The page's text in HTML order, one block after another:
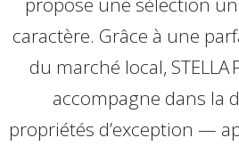
caractère. Grâce à une
du marché local, STELLA
accompagne dans la
propriétés d’exception —